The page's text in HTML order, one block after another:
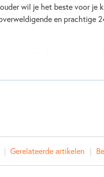
wil je het beste voor je
en prachtige
met huilen – en wat is nu
twee jaar?
mijlpalen, en geeft je de
de serie De zeven
Gerelateerde artikelen